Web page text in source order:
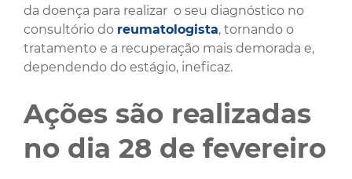
da doença para realizar o seu diagnóstico no
consultório do reumatologista, tornando o
tratamento e a recuperação mais demorada e,
dependendo do estágio, ineficaz.
Ações são realizadas
no dia 28 de fevereiro